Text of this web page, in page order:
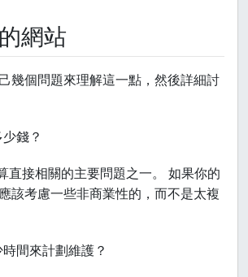
網站
幾個問題來理解這一點，然後詳細討
錢？
直接相關的主要問題之一。 如果你的
該考慮一些非商業性的，而不是太複
間來計劃維護？